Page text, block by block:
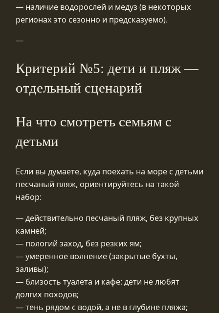
— наличие водорослей и медуз (в некоторых
регионах это сезонно и предсказуемо).
—
Критерий №5: дети и пляж —
отдельный сценарий
На что смотреть семьям с
детьми
Если вы думаете, куда поехать на море с детьми
песчаный пляж, ориентируйтесь на такой
набор:
— действительно песчаный пляж, без крупных
камней;
— пологий заход, без резких ям;
— умеренное волнение (закрытые бухты,
заливы);
— близость туалета и кафе: дети не любят
долгих походов;
— тень рядом с водой, а не в глубине пляжа;